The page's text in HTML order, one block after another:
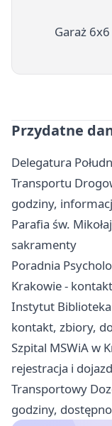
Garaż
Przydatne
Delegatura
Transportu
godziny,
Parafia św.
sakramenty
Poradnia
Krakowie -
Instytut Biblioteka
kontakt, zbiory,
Szpital MSWiA w
rejestracja i dojazd
Transportowy
godziny,